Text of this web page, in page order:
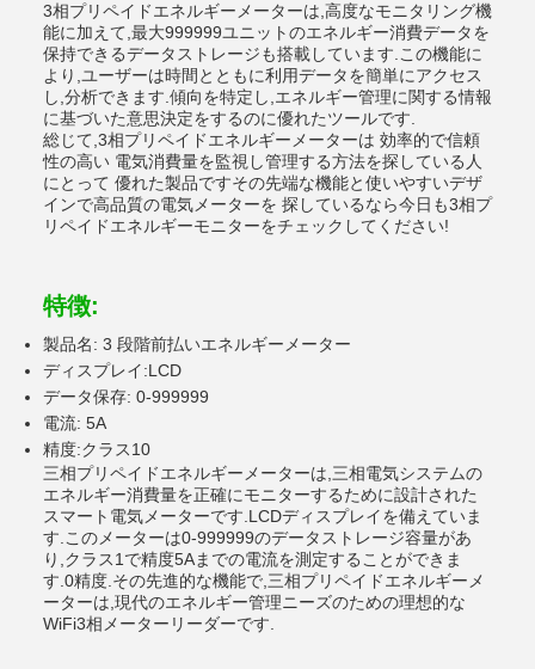
3相プリペイドエネルギーメーターは,高度なモニタリング機
能に加えて,最大999999ユニットのエネルギー消費データを
保持できるデータストレージも搭載しています.この機能に
より,ユーザーは時間とともに利用データを簡単にアクセス
し,分析できます.傾向を特定し,エネルギー管理に関する情報
に基づいた意思決定をするのに優れたツールです.
総じて,3相プリペイドエネルギーメーターは 効率的で信頼
性の高い 電気消費量を監視し管理する方法を探している人
にとって 優れた製品ですその先端な機能と使いやすいデザ
インで高品質の電気メーターを 探しているなら今日も3相プ
リペイドエネルギーモニターをチェックしてください!
特徴:
製品名: 3 段階前払いエネルギーメーター
ディスプレイ:LCD
データ保存: 0-999999
電流: 5A
精度:クラス10
三相プリペイドエネルギーメーターは,三相電気システムの
エネルギー消費量を正確にモニターするために設計された
スマート電気メーターです.LCDディスプレイを備えていま
す.このメーターは0-999999のデータストレージ容量があ
り,クラス1で精度5Aまでの電流を測定することができま
す.0精度.その先進的な機能で,三相プリペイドエネルギーメ
ーターは,現代のエネルギー管理ニーズのための理想的な
WiFi3相メーターリーダーです.